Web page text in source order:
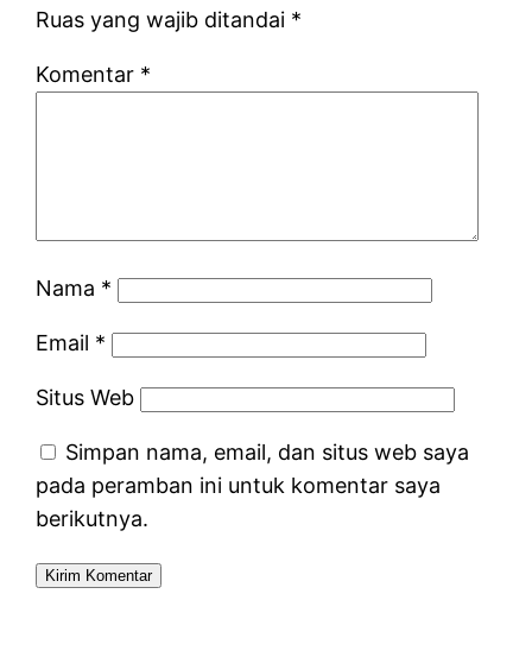
Ruas yang wajib ditandai *
Komentar *
Nama *
Email *
Situs Web
Simpan nama, email, dan situs web saya
pada peramban ini untuk komentar saya
berikutnya.